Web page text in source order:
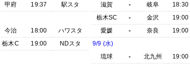
甲府 19:37
駅スタ
今治 18:00
ハワスタ
栃木C 19:00 NDスタ
滋賀
- 岐阜 18:30
栃木SC
- 金沢 19:00
愛媛
- 奈良 19:00
9/9 (水)
琉球
- 北九州 19:00